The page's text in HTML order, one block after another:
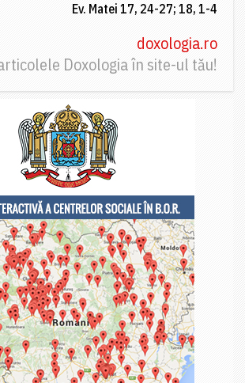
Ev. Matei 17, 24-27; 18, 1-4
doxologia.ro
Doxologia în site-ul tău!